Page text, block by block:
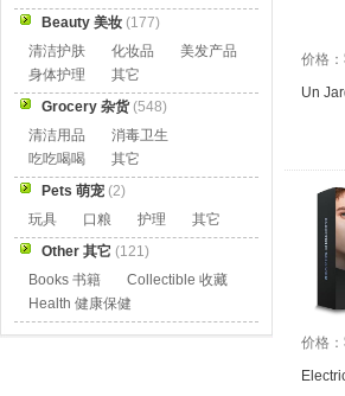
价格：
Un
价格：
Beauty 美妆 (177)
清洁护肤
化妆品
美发产品
身体护理
其它
Grocery 杂货(548)
清洁用品
消毒卫生
吃吃喝喝
其它
Pets 萌宠 (2)
玩具
口粮 护理
其它
Other 其它 (121)
Books 书籍
Collectible 收藏
Health 健康保健